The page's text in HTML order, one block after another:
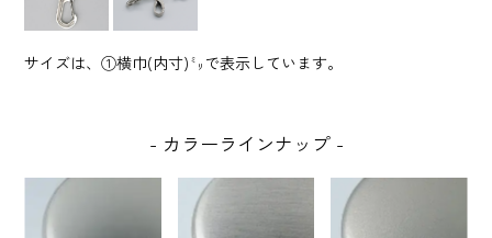
サイズは、①横巾(内寸)㍉で表示しています。
カラーラインナップ